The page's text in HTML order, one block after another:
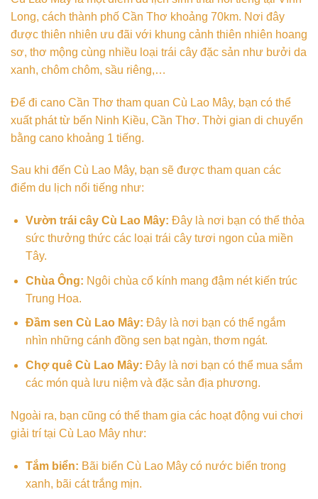
Long, cách thành phố Cần Thơ khoảng 70km. Nơi đây
được thiên nhiên ưu đãi với khung cảnh thiên nhiên hoang
sơ, thơ mộng cùng nhiều loại trái cây đặc sản như bưởi da
xanh, chôm chôm, sầu riêng,…
Để đi cano Cần Thơ tham quan Cù Lao Mây, bạn có thể
xuất phát từ bến Ninh Kiều, Cần Thơ. Thời gian di chuyển
bằng cano khoảng 1 tiếng.
Sau khi đến Cù Lao Mây, bạn sẽ được tham quan các
điểm du lịch nổi tiếng như:
Vườn trái cây Cù Lao Mây: Đây là nơi bạn có thể thỏa
sức thưởng thức các loại trái cây tươi ngon của miền
Tây.
Chùa Ông: Ngôi chùa cổ kính mang đậm nét kiến trúc
Trung Hoa.
Đầm sen Cù Lao Mây: Đây là nơi bạn có thể ngắm
nhìn những cánh đồng sen bạt ngàn, thơm ngát.
Chợ quê Cù Lao Mây: Đây là nơi bạn có thể mua sắm
các món quà lưu niệm và đặc sản địa phương.
Ngoài ra, bạn cũng có thể tham gia các hoạt động vui chơi
giải trí tại Cù Lao Mây như:
Tắm biển: Bãi biển Cù Lao Mây có nước biển trong
xanh, bãi cát trắng mịn.